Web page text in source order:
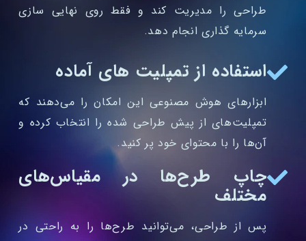
طراحی را مدیریت کند و فقط روی نهایی‌ سازی
سرمایه‌ گذاری انجام دهد.
استفاده از تمپلیت‌ های آماده
ابزارهای هوش مصنوعی این امکان را می‌دهند که
تمپلیت‌های از پیش طراحی شده را انتخاب کرده و
آن‌ها را با محتوای خود پر کنید.
چاپ طرح‌ها در مقیاس‌های
مختلف
پس از طراحی، می‌توانید طرح‌ها را به راحتی در